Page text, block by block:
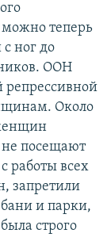
теперь
ног до
ООН
репрессивной
Около
не посещают
работы всех
запретили
и парки,
строго